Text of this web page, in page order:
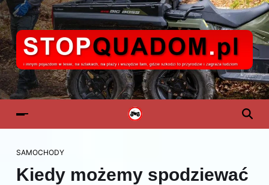
SAMOCHODY
Kiedy możemy spodziewać